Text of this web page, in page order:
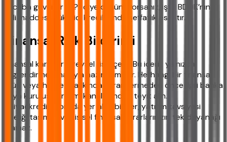
“Acaba güvenilir mi?” diye düşünüyorsanız, işte BDDK’nın
ilgili maddesi: Tüketici kredilerinde şeffaflık esastır.
Finansal Risk Bildirimi
Finansal kararlar bireysel risk içerir. Bu içerik yalnızca
bilgilendirme amacıyla hazırlanmıştır. Herhangi bir finansal
ürün veya hizmet hakkında karar vermeden önce İlgili banka
veya kuruluşun resmi kanallarından teyit alın.
ihtiyackredisi.com’da yer alan bilgiler, yatırım tavsiyesi
niteliği taşımaz ve kişisel finansal kararlarınızın tek dayanağı
olamaz.